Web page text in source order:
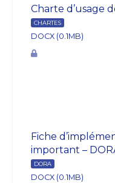
Charte d’usage
CHARTES
DOCX (0.1MB)
Fiche
important –
DORA
DOCX (0.1MB)